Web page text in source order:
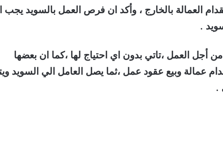
العمالة بالخارج ، وأكد ان فرص العمل بالسويد يجب
.
أجل العمل ،تاتي بدون اي احتياج لها ،كما ان بعضها
عمالة وبيع عقود عمل ،ثما يصل العامل الي السويد
.